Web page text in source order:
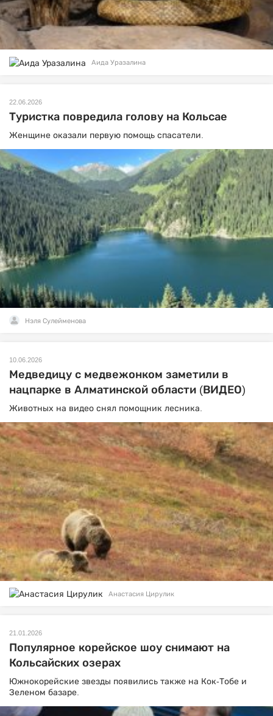
Аида Уразалина
22.06.2026
Туристка повредила голову на Кольсае
Женщине оказали первую помощь спасатели.
Нэля Сулейменова
10.06.2026
Медведицу с медвежонком заметили в
нацпарке в Алматинской области (ВИДЕО)
Животных на видео снял помощник лесника.
Анастасия Цирулик
21.01.2026
Популярное корейское шоу снимают на
Кольсайских озерах
Южнокорейские звезды появились также на Кок-Тобе и
Зеленом базаре.